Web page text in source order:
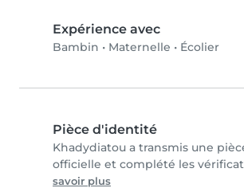
Expérience avec
Bambin • Maternelle • Écolier
Pièce d'identité
Khadydiatou a transmis une
officielle et complété les
savoir plus